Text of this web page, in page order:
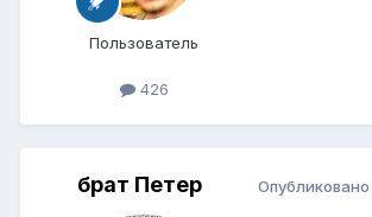
Пользователь
426
брат Петер Опубликовано